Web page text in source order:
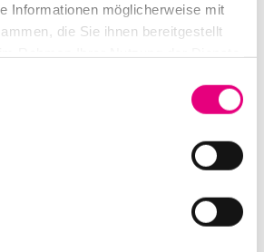
Informationen möglicherweise mit
die Sie ihnen bereitgestellt